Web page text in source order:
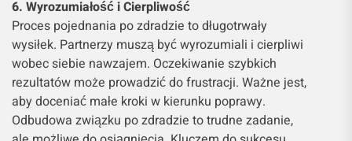
6. Wyrozumiałość i Cierpliwość
Proces pojednania po zdradzie to długotrwały
wysiłek. Partnerzy muszą być wyrozumiali i cierpliwi
wobec siebie nawzajem. Oczekiwanie szybkich
rezultatów może prowadzić do frustracji. Ważne jest,
aby doceniać małe kroki w kierunku poprawy.
Odbudowa związku po zdradzie to trudne zadanie,